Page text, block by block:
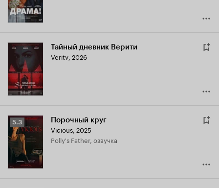
Тайный дневник Верити
Verity, 2026
Рейтинг
Кинопоиска
5.3
5.3 Порочный круг
Vicious, 2025
Polly's Father, озвучка